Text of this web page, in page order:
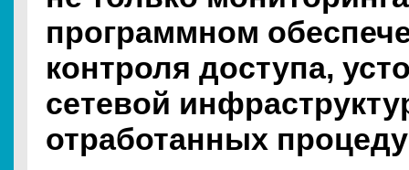
программном
контроля доступа,
сетевой
отработанных